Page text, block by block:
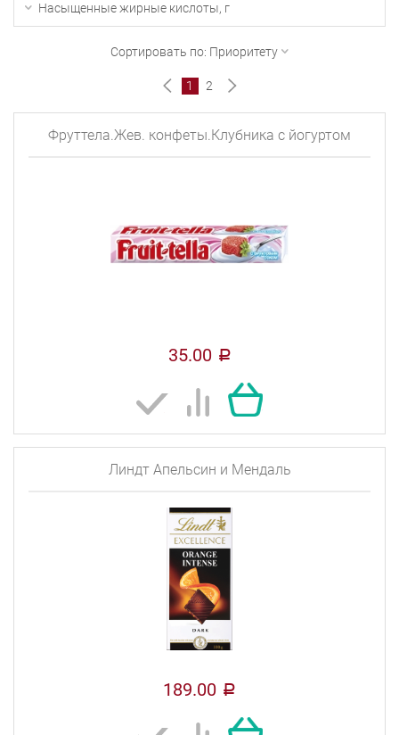
Насыщенные жирные кислоты, г
Сортировать по: Приоритету
1 2
Фруттела.Жев. конфеты.Клубника с йогуртом
35.00 a
Линдт Апельсин и Мендаль
189.00 a